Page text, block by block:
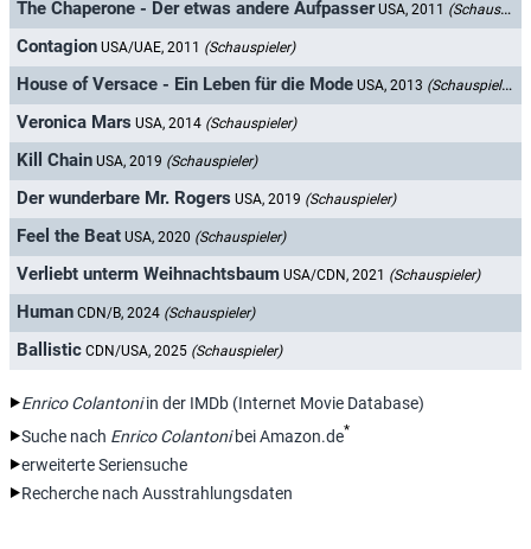
The Chaperone - Der etwas andere Aufpasser USA, 2011 (Schauspieler)
Contagion USA/UAE, 2011 (Schauspieler)
House of Versace - Ein Leben für die Mode USA, 2013 (Schauspieler)
Veronica Mars USA, 2014 (Schauspieler)
Kill Chain USA, 2019 (Schauspieler)
Der wunderbare Mr. Rogers USA, 2019 (Schauspieler)
Feel the Beat USA, 2020 (Schauspieler)
Verliebt unterm Weihnachtsbaum USA/CDN, 2021 (Schauspieler)
Human CDN/B, 2024 (Schauspieler)
Ballistic CDN/USA, 2025 (Schauspieler)
Enrico Colantoniin der IMDb (Internet Movie Database)
Suche nach Enrico Colantonibei Amazon.de*
erweiterte Seriensuche
Recherche nach Ausstrahlungsdaten